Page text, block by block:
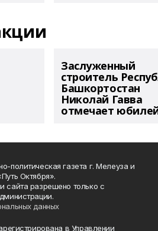
Заслуженный
строитель
Башкортостан
Николай Гавва
отмечает
политическая газета г. Мелеуза и
Октября».
сайта разрешено только с
данных
в Управлении